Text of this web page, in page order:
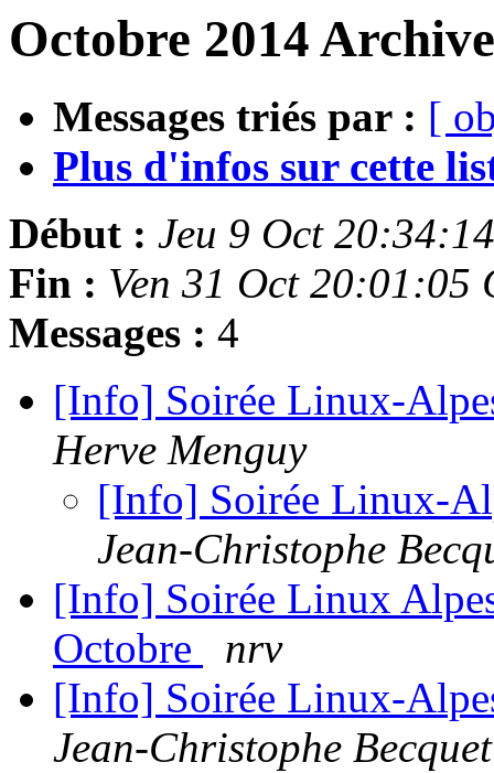
Octobre 2014
Messages triés par : [
Plus d'infos sur cette
Début : Jeu 9 Oct
Fin : Ven 31 Oct 20:01:05
Messages : 4
[Info] Soirée Linux-
Herve Menguy
[Info] Soirée Linux-
Jean-Christophe
[Info] Soirée Linux
Octobre
nrv
[Info] Soirée Linux-
Jean-Christophe Becquet